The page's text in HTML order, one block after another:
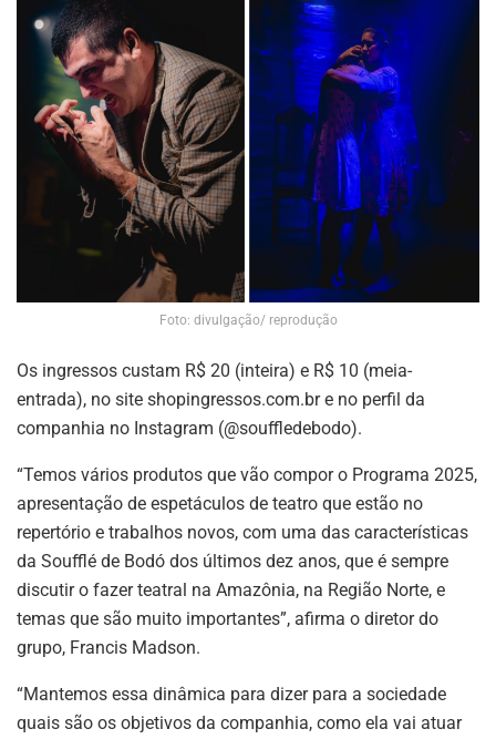
Foto: divulgação/ reprodução
Os ingressos custam R$ 20 (inteira) e R$ 10 (meia-
entrada), no site shopingressos.com.br e no perfil da
companhia no Instagram (@souffledebodo).
“Temos vários produtos que vão compor o Programa 2025,
apresentação de espetáculos de teatro que estão no
repertório e trabalhos novos, com uma das características
da Soufflé de Bodó dos últimos dez anos, que é sempre
discutir o fazer teatral na Amazônia, na Região Norte, e
temas que são muito importantes”, afirma o diretor do
grupo, Francis Madson.
“Mantemos essa dinâmica para dizer para a sociedade
quais são os objetivos da companhia, como ela vai atuar